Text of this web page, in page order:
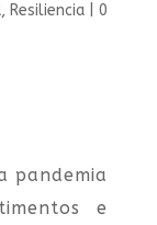
, Resiliencia| 0
pandemia
e